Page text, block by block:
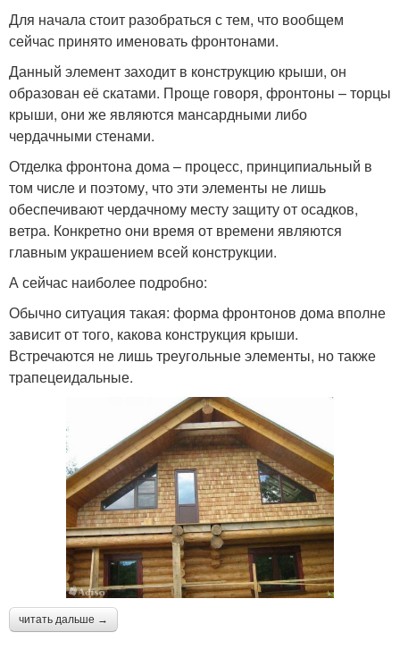
Для начала стоит разобраться с тем, что вообщем
сейчас принято именовать фронтонами.
Данный элемент заходит в конструкцию крыши, он
образован её скатами. Проще говоря, фронтоны – торцы
крыши, они же являются мансардными либо
чердачными стенами.
Отделка фронтона дома – процесс, принципиальный в
том числе и поэтому, что эти элементы не лишь
обеспечивают чердачному месту защиту от осадков,
ветра. Конкретно они время от времени являются
главным украшением всей конструкции.
А сейчас наиболее подробно:
Обычно ситуация такая: форма фронтонов дома вполне
зависит от того, какова конструкция крыши.
Встречаются не лишь треугольные элементы, но также
трапецеидальные.
читать дальше →